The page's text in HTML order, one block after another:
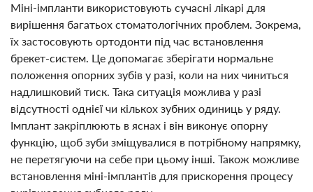
Міні-імпланти використовують сучасні лікарі для
вирішення багатьох стоматологічних проблем. Зокрема,
їх застосовують ортодонти під час встановлення
брекет-систем. Це допомагає зберігати нормальне
положення опорних зубів у разі, коли на них чиниться
надлишковий тиск. Така ситуація можлива у разі
відсутності однієї чи кількох зубних одиниць у ряду.
Імплант закріплюють в яснах і він виконує опорну
функцію, щоб зуби зміщувалися в потрібному напрямку,
не перетягуючи на себе при цьому інші. Також можливе
встановлення міні-імплантів для прискорення процесу